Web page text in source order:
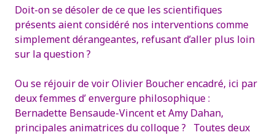
Doit-on se désoler de ce que les scientifiques
présents aient considéré nos interventions comme
simplement dérangeantes, refusant d’aller plus loin
sur la question ?
Ou se réjouir de voir Olivier Boucher encadré, ici par
deux femmes d’ envergure philosophique :
Bernadette Bensaude-Vincent et Amy Dahan,
principales animatrices du colloque ?
Toutes deux